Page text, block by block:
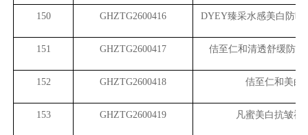
150 GHZTG2600416 DYEY臻采水感美白防晒
151 GHZTG2600417 佶至仁和清透舒缓防晒
152 GHZTG2600418 佶至仁和美白
153 GHZTG2600419 凡蜜美白抗皱祛